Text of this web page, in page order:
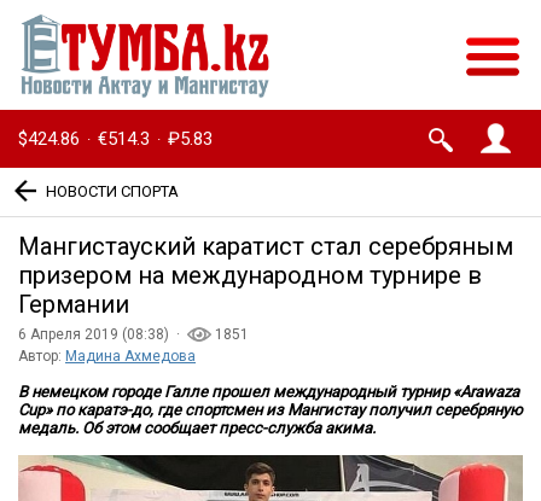
$424.86 · €514.3 · ₽5.83
НОВОСТИ СПОРТА
Мангистауский каратист стал серебряным
призером на международном турнире в
Германии
6 Апреля 2019 (08:38) ·
1851
Автор: Мадина Ахмедова
В немецком городе Галле прошел международный турнир «Arawaza
Cup» по каратэ-до, где спортсмен из Мангистау получил серебряную
медаль. Об этом сообщает пресс-служба акима.